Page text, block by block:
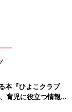
イを受け継いでい
イカイ』はそこま
本『ひよこクラブ
育児に役立つ情報が